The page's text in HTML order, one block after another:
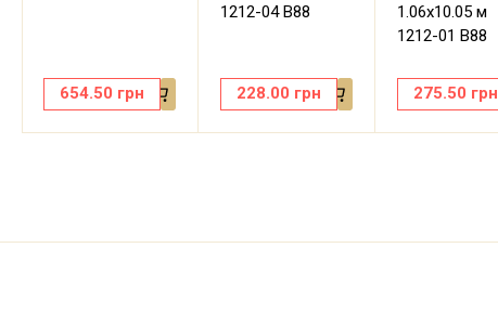
654.50 грн
1212-04 В88
228.00 грн
1.06х10.05 м
1212-01 В88
275.50 грн